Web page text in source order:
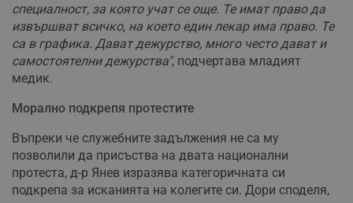
специалност, за която учат се още. Те имат право да
извършват всичко, на което един лекар има право. Те
са в графика. Дават дежурство, много често дават и
самостоятелни дежурства", подчертава младият
медик.
Морално подкрепя протестите
Въпреки че служебните задължения не са му
позволили да присъства на двата национални
протеста, д-р Янев изразява категоричната си
подкрепа за исканията на колегите си. Дори споделя,